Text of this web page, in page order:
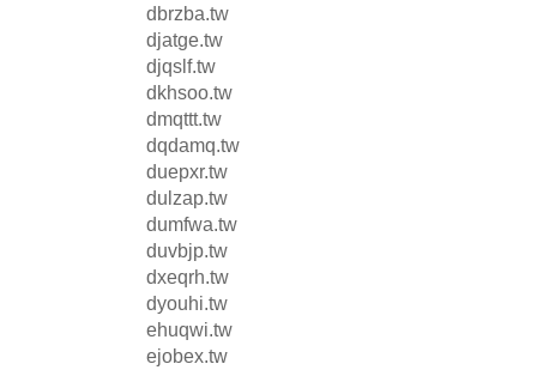
dbrzba.tw
djatge.tw
djqslf.tw
dkhsoo.tw
dmqttt.tw
dqdamq.tw
duepxr.tw
dulzap.tw
dumfwa.tw
duvbjp.tw
dxeqrh.tw
dyouhi.tw
ehuqwi.tw
ejobex.tw